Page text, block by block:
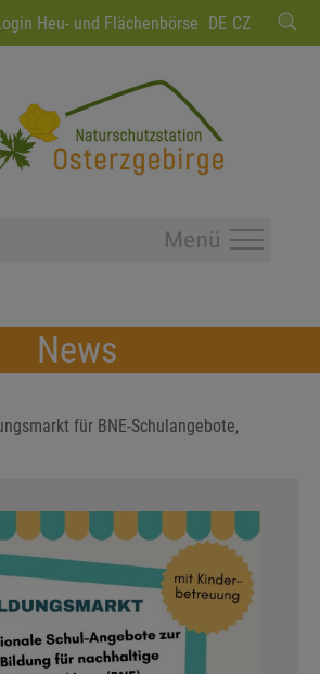
Heu- und Flächenbörse DE CZ
News
für BNE-Schulangebote,